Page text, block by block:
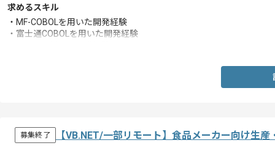
求めるスキル
・MF-COBOLを用いた開発経験
・富士通COBOLを用いた開発経験
募集終了 【VB.NET/一部リモート】食品メーカー向け生